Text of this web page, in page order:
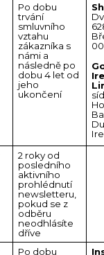
Po dobu
trvání
smluvního
vztahu
zákazníka s
námi a
následně po
dobu 4 let od
jeho
ukončení
2 roky od
posledního
aktivního
prohlédnutí
newsletteru,
pokud se z
odběru
neodhlásíte
dříve
Po dobu